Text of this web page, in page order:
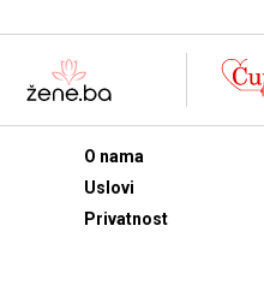
O nama
Uslovi
Privatnost